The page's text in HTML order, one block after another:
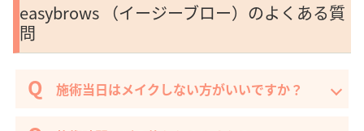
easybrows （イージーブロー）のよくある質
問
施術当日はメイクしない方がいいですか？